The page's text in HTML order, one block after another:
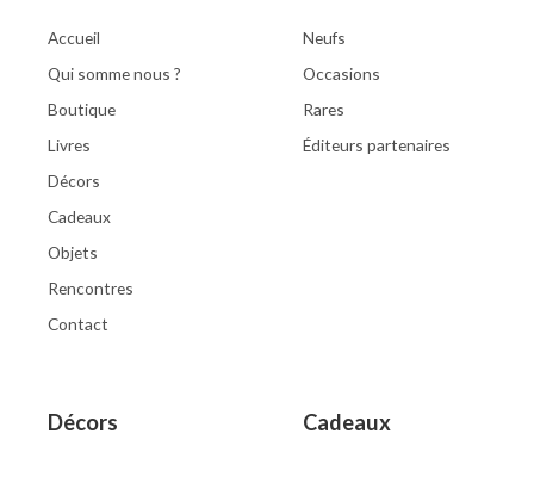
Accueil
Qui somme nous ?
Boutique
Livres
Décors
Cadeaux
Objets
Rencontres
Contact
Neufs
Occasions
Rares
Éditeurs partenaires
Décors Cadeaux